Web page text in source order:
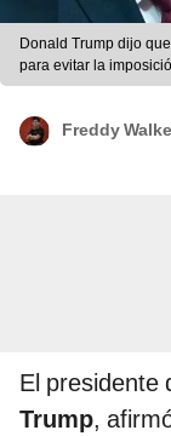
Donald Trump dijo
para evitar la
Freddy
El presidente
Trump,